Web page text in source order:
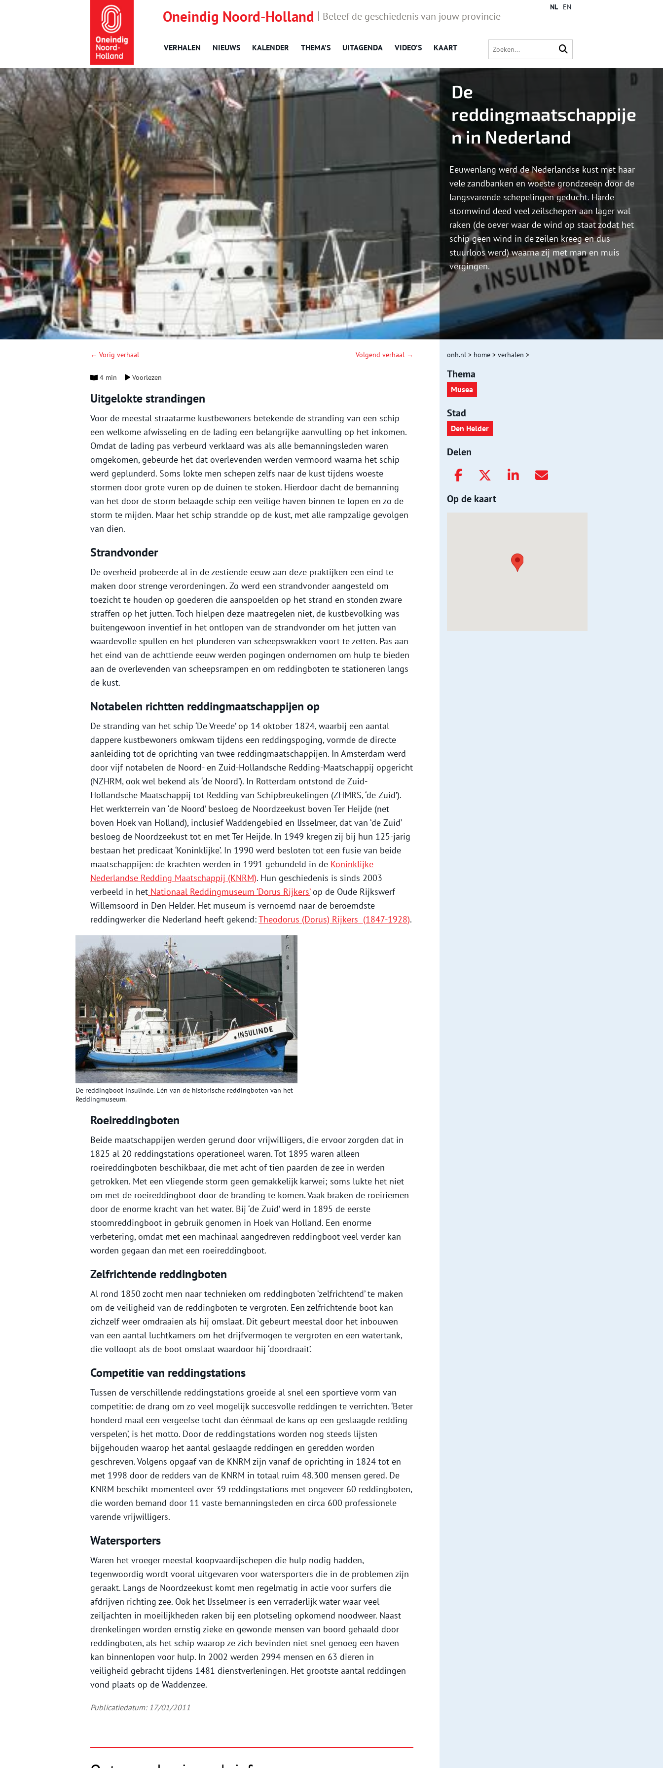
Oneindig Noord-Holland Beleef de geschiedenis van jouw provincie
VERHALEN NIEUWS KALENDER THEMA’S UITAGENDA VIDEO’S KAART
NL EN
De
reddingmaatschappije
n in Nederland
Eeuwenlang werd de Nederlandse kust met haar
vele zandbanken en woeste grondzeeën door de
langsvarende schepelingen geducht. Harde
stormwind deed veel zeilschepen aan lager wal
raken (de oever waar de wind op staat zodat het
schip geen wind in de zeilen kreeg en dus
stuurloos werd) waarna zij met man en muis
vergingen.
← Vorig verhaal Volgend verhaal →
4 min Voorlezen
Uitgelokte strandingen
Voor de meestal straatarme kustbewoners betekende de stranding van een schip
een welkome afwisseling en de lading een belangrijke aanvulling op het inkomen.
Omdat de lading pas verbeurd verklaard was als alle bemanningsleden waren
omgekomen, gebeurde het dat overlevenden werden vermoord waarna het schip
werd geplunderd. Soms lokte men schepen zelfs naar de kust tijdens woeste
stormen door grote vuren op de duinen te stoken. Hierdoor dacht de bemanning
van het door de storm belaagde schip een veilige haven binnen te lopen en zo de
storm te mijden. Maar het schip strandde op de kust, met alle rampzalige gevolgen
van dien.
Strandvonder
De overheid probeerde al in de zestiende eeuw aan deze praktijken een eind te
maken door strenge verordeningen. Zo werd een strandvonder aangesteld om
toezicht te houden op goederen die aanspoelden op het strand en stonden zware
straffen op het jutten. Toch hielpen deze maatregelen niet, de kustbevolking was
buitengewoon inventief in het ontlopen van de strandvonder om het jutten van
waardevolle spullen en het plunderen van scheepswrakken voort te zetten. Pas aan
het eind van de achttiende eeuw werden pogingen ondernomen om hulp te bieden
aan de overlevenden van scheepsrampen en om reddingboten te stationeren langs
de kust.
Notabelen richtten reddingmaatschappijen op
De stranding van het schip ‘De Vreede’ op 14 oktober 1824, waarbij een aantal
dappere kustbewoners omkwam tijdens een reddingspoging, vormde de directe
aanleiding tot de oprichting van twee reddingmaatschappijen. In Amsterdam werd
door vijf notabelen de Noord- en Zuid-Hollandsche Redding-Maatschappij opgericht
(NZHRM, ook wel bekend als ‘de Noord’). In Rotterdam ontstond de Zuid-
Hollandsche Maatschappij tot Redding van Schipbreukelingen (ZHMRS, ‘de Zuid’).
Het werkterrein van ‘de Noord’ besloeg de Noordzeekust boven Ter Heijde (net
boven Hoek van Holland), inclusief Waddengebied en IJsselmeer, dat van ‘de Zuid’
besloeg de Noordzeekust tot en met Ter Heijde. In 1949 kregen zij bij hun 125-jarig
bestaan het predicaat ‘Koninklijke’. In 1990 werd besloten tot een fusie van beide
maatschappijen: de krachten werden in 1991 gebundeld in de Koninklijke
Nederlandse Redding Maatschappij (KNRM). Hun geschiedenis is sinds 2003
verbeeld in het Nationaal Reddingmuseum ‘Dorus Rijkers’op de Oude Rijkswerf
Willemsoord in Den Helder. Het museum is vernoemd naar de beroemdste
reddingwerker die Nederland heeft gekend:Theodorus (Dorus) Rijkers (1847-1928).
De reddingboot Insulinde. Eén van de historische reddingboten van het
Reddingmuseum.
Roeireddingboten
Beide maatschappijen werden gerund door vrijwilligers, die ervoor zorgden dat in
1825 al 20 reddingstations operationeel waren. Tot 1895 waren alleen
roeireddingboten beschikbaar, die met acht of tien paarden de zee in werden
getrokken. Met een vliegende storm geen gemakkelijk karwei; soms lukte het niet
om met de roeireddingboot door de branding te komen. Vaak braken de roeiriemen
door de enorme kracht van het water. Bij ‘de Zuid’ werd in 1895 de eerste
stoomreddingboot in gebruik genomen in Hoek van Holland. Een enorme
verbetering, omdat met een machinaal aangedreven reddingboot veel verder kan
worden gegaan dan met een roeireddingboot.
Zelfrichtende reddingboten
Al rond 1850 zocht men naar technieken om reddingboten ‘zelfrichtend’ te maken
om de veiligheid van de reddingboten te vergroten. Een zelfrichtende boot kan
zichzelf weer omdraaien als hij omslaat. Dit gebeurt meestal door het inbouwen
van een aantal luchtkamers om het drijfvermogen te vergroten en een watertank,
die volloopt als de boot omslaat waardoor hij ‘doordraait’.
Competitie van reddingstations
Tussen de verschillende reddingstations groeide al snel een sportieve vorm van
competitie: de drang om zo veel mogelijk succesvolle reddingen te verrichten. ‘Beter
honderd maal een vergeefse tocht dan éénmaal de kans op een geslaagde redding
verspelen’, is het motto. Door de reddingstations worden nog steeds lijsten
bijgehouden waarop het aantal geslaagde reddingen en geredden worden
geschreven. Volgens opgaaf van de KNRM zijn vanaf de oprichting in 1824 tot en
met 1998 door de redders van de KNRM in totaal ruim 48.300 mensen gered. De
KNRM beschikt momenteel over 39 reddingstations met ongeveer 60 reddingboten,
die worden bemand door 11 vaste bemanningsleden en circa 600 professionele
varende vrijwilligers.
Watersporters
Waren het vroeger meestal koopvaardijschepen die hulp nodig hadden,
tegenwoordig wordt vooral uitgevaren voor watersporters die in de problemen zijn
geraakt. Langs de Noordzeekust komt men regelmatig in actie voor surfers die
afdrijven richting zee. Ook het IJsselmeer is een verraderlijk water waar veel
zeiljachten in moeilijkheden raken bij een plotseling opkomend noodweer. Naast
drenkelingen worden ernstig zieke en gewonde mensen van boord gehaald door
reddingboten, als het schip waarop ze zich bevinden niet snel genoeg een haven
kan binnenlopen voor hulp. In 2002 werden 2994 mensen en 63 dieren in
veiligheid gebracht tijdens 1481 dienstverleningen. Het grootste aantal reddingen
vond plaats op de Waddenzee.
Publicatiedatum: 17/01/2011
onh.nl > home > verhalen >
Thema
Musea
Stad
Den Helder
Delen
Op de kaart